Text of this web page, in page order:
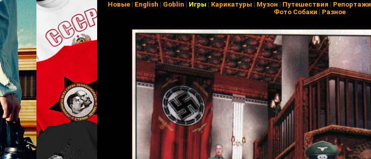
Новые| English | Goblin | Игры | Карикатуры | Музон | Путешествия | Репортажи
Фото Собаки | Разное